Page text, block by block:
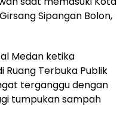
Sipangan Bolon,
Medan ketika
Ruang Terbuka Publik
terganggu dengan
tumpukan sampah